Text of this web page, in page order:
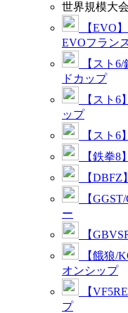
世界規模大
【EVO
EVOフラン
【スト
ドカップ
【スト6
ップ
【スト6
【鉄拳8
【DBFZ
【
ー
【
【餓狼/
オンシップ
【
プ